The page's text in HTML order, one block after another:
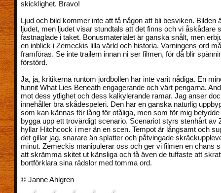
skicklighet. Bravo!
Ljud och bild kommer inte att få någon att bli besviken. Bilden
ljudet, men ljudet visar stundtals att det finns och vi åskådare
fastnaglade i taket. Bonusmaterialet är ganska snålt, men
en inblick i Zemeckis lilla värld och historia. Varningens ord
framföras. Se inte trailern innan ni ser filmen, för då blir
förstörd.
Ja, ja, kritikerna runtom jordbollen har inte varit nådiga. En
funnit What Lies Beneath engagerande och värt pengarna.
mot dess ytlighet och dess kalkylerande ramar. Jag anser
innehåller bra skådespeleri. Den har en ganska naturlig
som kan kännas för lång för otåliga, men som för mig
bygga upp ett trovärdigt scenario. Scenariot styrs stenhårt av
hyllar Hitchcock i mer än en scen. Tempot är långsamt och
det gillar jag, snarare än splatter och påtvingade
minut. Zemeckis manipulerar oss och ger vi filmen en chans
att skrämma skitet ut känsliga och få även de tuffaste att
bortförklara sina rädslor med tomma ord.
© Janne Ahlgren